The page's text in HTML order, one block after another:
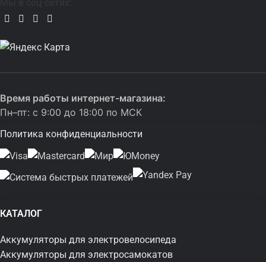
Время работы интернет-магазина:
Пн–пт: с 9:00 до 18:00 по МСК
Политика конфиденциальности
КАТАЛОГ
Аккумуляторы для электровелосипеда
Аккумуляторы для электросамокатов